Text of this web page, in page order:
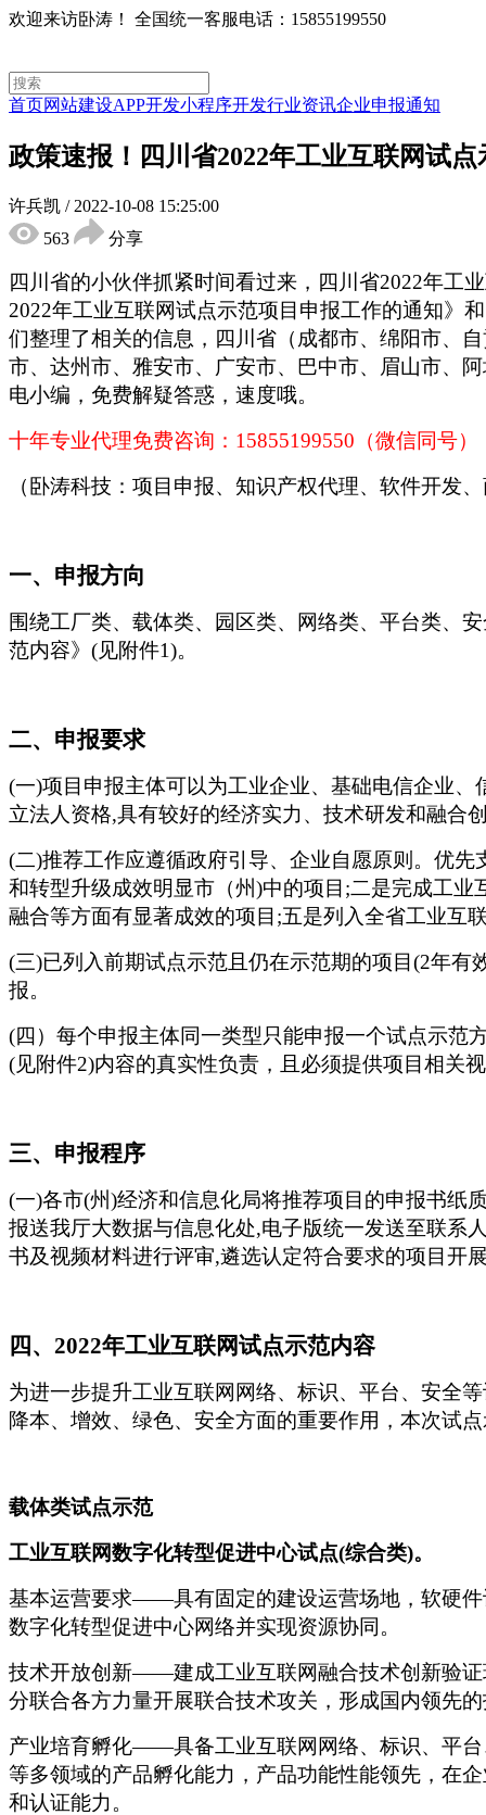
欢迎来访卧涛！ 全国统一客服电话：15855199550
首页网站建设APP开发小程序开发行业资讯企业申报通知
政策速报！四川省2022年工业互联网试
许兵凯 / 2022-10-08 15:25:00
563
分享
四川省的小伙伴抓紧时间看过来，四川省2022年工
2022年工业互联网试点示范项目申报工作的通知》
们整理了相关的信息，四川省（成都市、绵阳市、
市、达州市、雅安市、广安市、巴中市、眉山市、
电小编，免费解疑答惑，速度哦。
十年专业代理免费咨询： 15855199550（微信同号）
（卧涛科技：项目申报、知识产权代理、软件开发
一、申报方向
围绕工厂类、载体类、园区类、网络类、平台类、
范内容》(见附件1)。
二、申报要求
(一)项目申报主体可以为工业企业、基础电信企业
立法人资格,具有较好的经济实力、技术研发和融合
(二)推荐工作应遵循政府引导、企业自愿原则。优
和转型升级成效明显市（州)中的项目;二是完成工
融合等方面有显著成效的项目;五是列入全省工业互
(三)已列入前期试点示范且仍在示范期的项目(2年
报。
(四）每个申报主体同一类型只能申报一个试点示范
(见附件2)内容的真实性负责，且必须提供项目相关
三、申报程序
(一)各市(州)经济和信息化局将推荐项目的申报书纸
报送我厅大数据与信息化处,电子版统一发送至联系
书及视频材料进行评审,遴选认定符合要求的项目开
四、 2022年工业互联网试点示范内容
为进一步提升工业互联网网络、标识、平台、安全
降本、增效、绿色、安全方面的重要作用，本次试
载体类试点示范
工业互联网数字化转型促进中心试点(综合类)。
基本运营要求——具有固定的建设运营场地，软硬件
数字化转型促进中心网络并实现资源协同。
技术开放创新——建成工业互联网融合技术创新验证
分联合各方力量开展联合技术攻关，形成国内领先
产业培育孵化——具备工业互联网网络、标识、平台
等多领域的产品孵化能力，产品功能性能领先，在
和认证能力。